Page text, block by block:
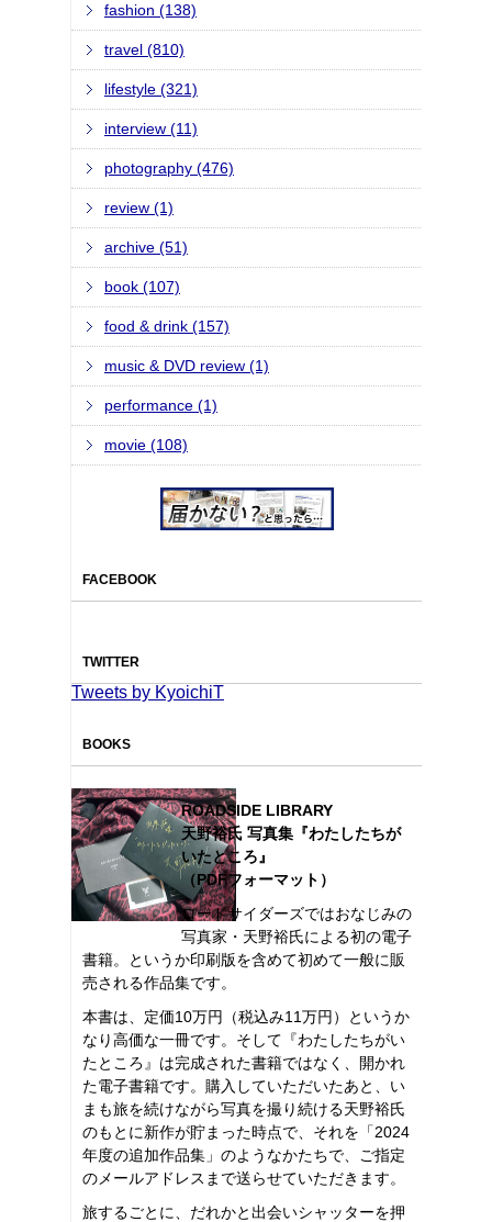
fashion (138)
travel (810)
lifestyle (321)
interview (11)
photography (476)
review (1)
archive (51)
book (107)
food & drink (157)
music & DVD review (1)
performance (1)
movie (108)
FACEBOOK
TWITTER
Tweets by KyoichiT
BOOKS
ROADSIDE LIBRARY
天野裕氏 写真集『わたしたちが
いたところ』
（PDFフォーマット）
ロードサイダーズではおなじみの
写真家・天野裕氏による初の電子
書籍。というか印刷版を含めて初めて一般に販
売される作品集です。
本書は、定価10万円（税込み11万円）というか
なり高価な一冊です。そして『わたしたちがい
たところ』は完成された書籍ではなく、開かれ
た電子書籍です。購入していただいたあと、い
まも旅を続けながら写真を撮り続ける天野裕氏
のもとに新作が貯まった時点で、それを「2024
年度の追加作品集」のようなかたちで、ご指定
のメールアドレスまで送らせていただきます。
旅するごとに、だれかと出会いシャッターを押